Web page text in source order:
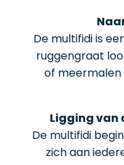
De multifidi is
ruggengraat
of
Ligging van
De multifidi
zich aan